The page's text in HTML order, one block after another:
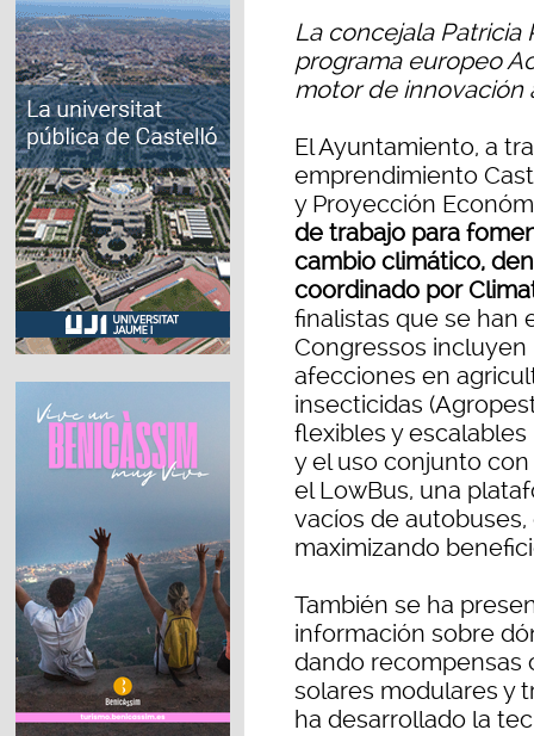
La concejala Patricia
programa europeo
motor de innovación
El Ayuntamiento, a
emprendimiento
y Proyección
de trabajo para
cambio climático,
coordinado por
finalistas que se han
Congressos
afecciones en
insecticidas
flexibles y
y el uso conjunto
el LowBus, una
vacíos de
maximizando
También se ha
información sobre
dando recompensas
solares modulares y
ha desarrollado la